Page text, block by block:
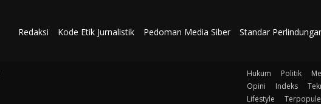
Redaksi Kode Etik Jurnalistik Pedoman Media Siber Standar
Hukum Politik
Opini
Indeks
Lifestyle